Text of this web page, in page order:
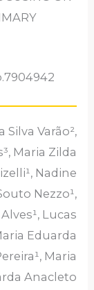
Silva Varão²,
Maria Zilda
Nadine
Nezzo¹,
Lucas
Eduarda
Maria
Anacleto